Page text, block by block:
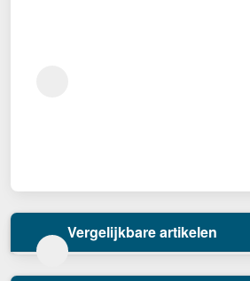
Vergelijkbare artikelen